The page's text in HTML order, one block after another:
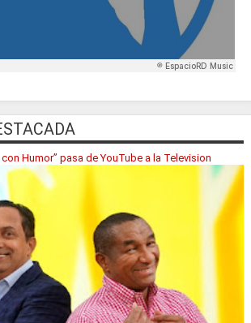
Humor” pasa de YouTube a la Television